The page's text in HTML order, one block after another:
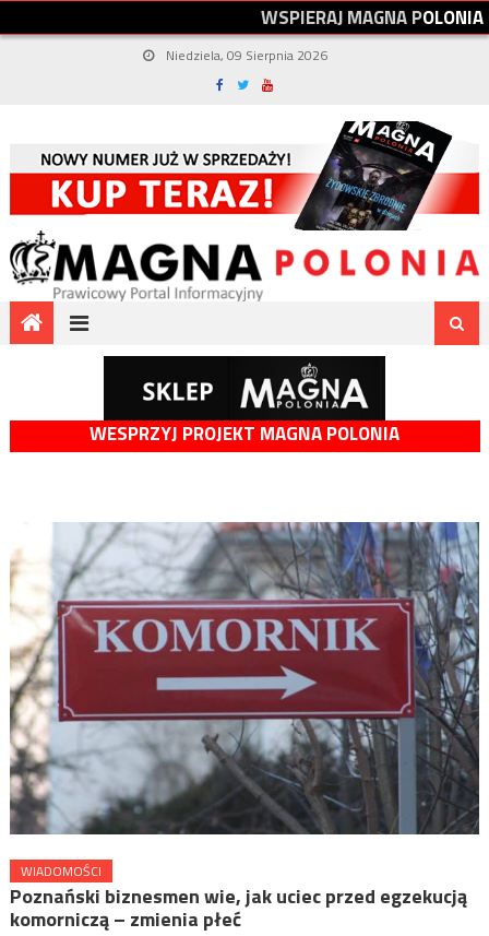
WSPIERAJMAGNAPOLONIA
Niedziela, 09 Sierpnia 2026
WESPRZYJ PROJEKT MAGNA POLONIA
WIADOMOŚCI
Poznański biznesmen wie, jak uciec przed egzekucją
komorniczą – zmienia płeć